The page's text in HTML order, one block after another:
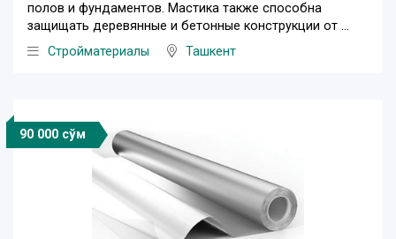
полов и фундаментов. Мастика также способна
защищать деревянные и бетонные конструкции от ...
Стройматериалы
Ташкент
90 000 сўм